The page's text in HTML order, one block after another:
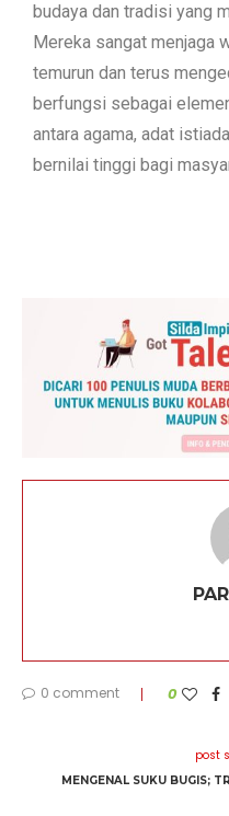
budaya dan tradisi yang
Mereka sangat menjaga
temurun dan terus
berfungsi sebagai
antara agama, adat
bernilai tinggi bagi
0 comment 0
post
MENGENAL SUKU BUGIS;